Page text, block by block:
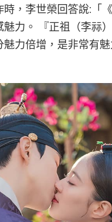
，李世榮回答說:「
力。 『正祖（李祘
力倍增，是非常有